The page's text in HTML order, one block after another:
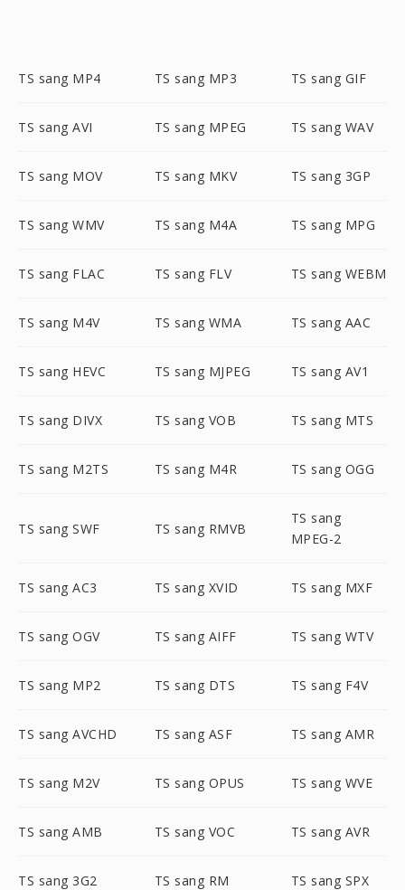
TS sang MP4 TS sang MP3 TS sang GIF
TS sang AVI TS sang MPEG TS sang WAV
TS sang MOV TS sang MKV TS sang 3GP
TS sang WMV TS sang M4A TS sang MPG
TS sang FLAC TS sang FLV TS sang WEBM
TS sang M4V TS sang WMA TS sang AAC
TS sang HEVC TS sang MJPEG TS sang AV1
TS sang DIVX TS sang VOB TS sang MTS
TS sang M2TS TS sang M4R TS sang OGG
TS sang SWF TS sang RMVB
TS sang
MPEG-2
TS sang AC3 TS sang XVID TS sang MXF
TS sang OGV TS sang AIFF TS sang WTV
TS sang MP2 TS sang DTS TS sang F4V
TS sang AVCHD TS sang ASF TS sang AMR
TS sang M2V TS sang OPUS TS sang WVE
TS sang AMB TS sang VOC TS sang AVR
TS sang 3G2 TS sang RM TS sang SPX